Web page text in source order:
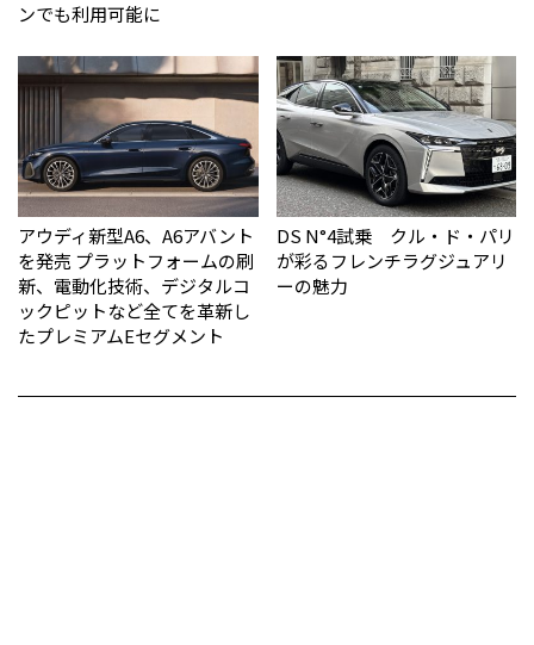
ンでも利用可能に
アウディ新型A6、A6アバント
を発売 プラットフォームの刷
新、電動化技術、デジタルコ
ックピットなど全てを革新し
たプレミアムEセグメント
DS N°4試乗 クル・ド・パリ
が彩るフレンチラグジュアリ
ーの魅力